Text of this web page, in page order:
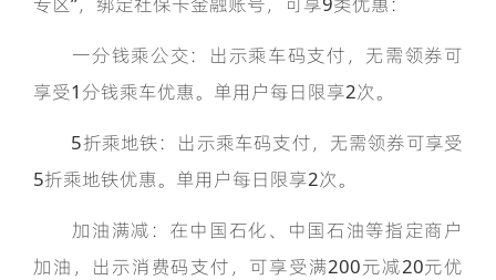
一分钱乘公交：出示乘车码支付，无需领券可
享受1分钱乘车优惠。单用户每日限享2次。
5折乘地铁：出示乘车码支付，无需领券可享受
5折乘地铁优惠。单用户每日限享2次。
加油满减：在中国石化、中国石油等指定商户
加油，出示消费码支付，可享受满200元减20元优